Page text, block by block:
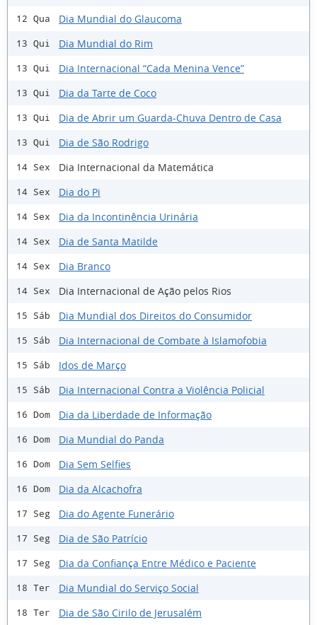
12 Qua Dia Mundial do Glaucoma
13 Qui Dia Mundial do Rim
13 Qui Dia Internacional “Cada Menina Vence”
13 Qui Dia da Tarte de Coco
13 Qui Dia de Abrir um Guarda-Chuva Dentro de Casa
13 Qui Dia de São Rodrigo
14 Sex Dia Internacional da Matemática
14 Sex Dia do Pi
14 Sex Dia da Incontinência Urinária
14 Sex Dia de Santa Matilde
14 Sex Dia Branco
14 Sex Dia Internacional de Ação pelos Rios
15 Sáb Dia Mundial dos Direitos do Consumidor
15 Sáb Dia Internacional de Combate à Islamofobia
15 Sáb Idos de Março
15 Sáb Dia Internacional Contra a Violência Policial
16 Dom Dia da Liberdade de Informação
16 Dom Dia Mundial do Panda
16 Dom Dia Sem Selfies
16 Dom Dia da Alcachofra
17 Seg Dia do Agente Funerário
17 Seg Dia de São Patrício
17 Seg Dia da Confiança Entre Médico e Paciente
18 Ter Dia Mundial do Serviço Social
18 Ter Dia de São Cirilo de Jerusalém